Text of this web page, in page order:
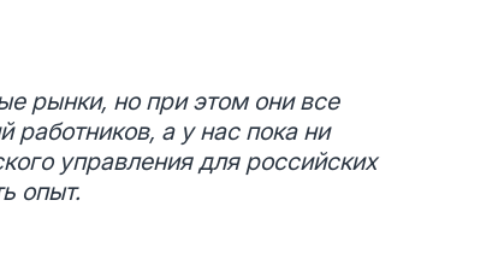
рынки, но при этом они все
работников, а у нас пока ни
управления для российских
опыт.